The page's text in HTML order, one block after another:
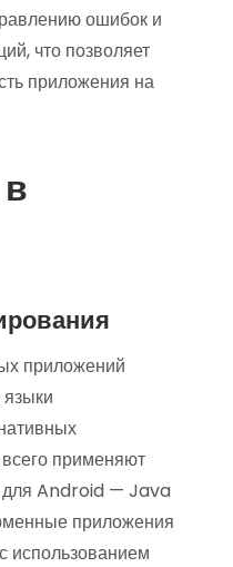
ошибок и
что позволяет
приложения на
приложений
применяют
Android — Java
приложения
использованием